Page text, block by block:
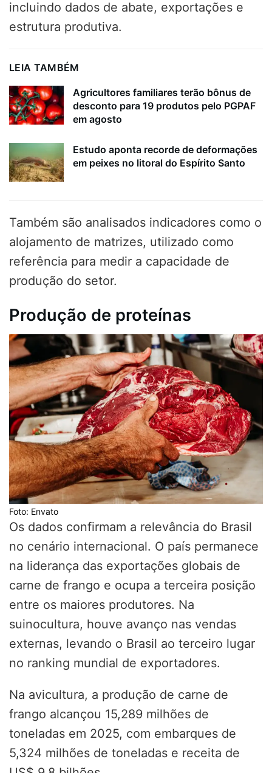
incluindo dados de abate, exportações e
estrutura produtiva.
LEIA TAMBÉM
Agricultores familiares terão bônus de
desconto para 19 produtos pelo PGPAF
em agosto
Estudo aponta recorde de deformações
em peixes no litoral do Espírito Santo
Também são analisados indicadores como o
alojamento de matrizes, utilizado como
referência para medir a capacidade de
produção do setor.
Produção de proteínas
Foto: Envato
Os dados confirmam a relevância do Brasil
no cenário internacional. O país permanece
na liderança das exportações globais de
carne de frango e ocupa a terceira posição
entre os maiores produtores. Na
suinocultura, houve avanço nas vendas
externas, levando o Brasil ao terceiro lugar
no ranking mundial de exportadores.
Na avicultura, a produção de carne de
frango alcançou 15,289 milhões de
toneladas em 2025, com embarques de
5,324 milhões de toneladas e receita de